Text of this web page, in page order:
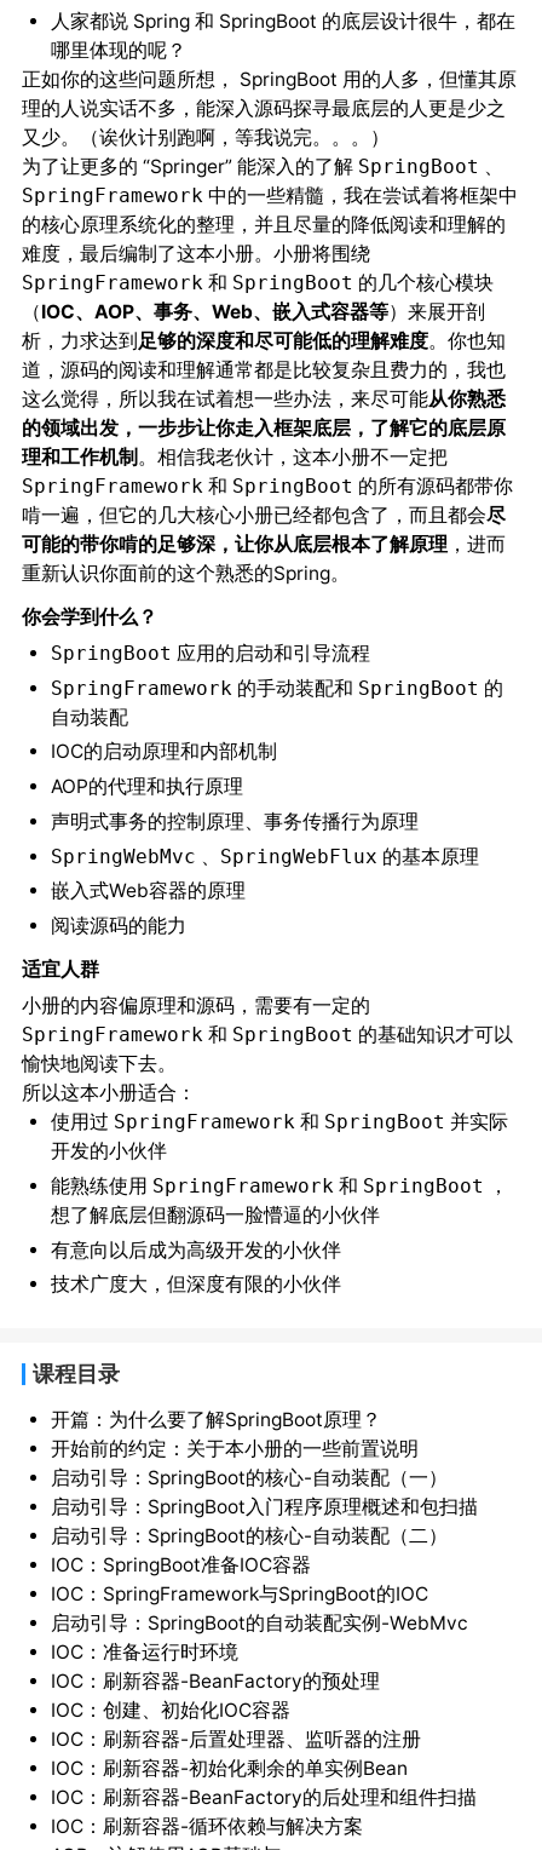
人家都说 Spring 和 SpringBoot 的底层设计很牛，都在
哪里体现的呢？
正如你的这些问题所想， SpringBoot 用的人多，但懂其原
理的人说实话不多，能深入源码探寻最底层的人更是少之
又少。（诶伙计别跑啊，等我说完。。。）
为了让更多的 “Springer” 能深入的了解 SpringBoot 、
SpringFramework中的一些精髓，我在尝试着将框架中
的核心原理系统化的整理，并且尽量的降低阅读和理解的
难度，最后编制了这本小册。小册将围绕
SpringFramework和 SpringBoot 的几个核心模块
（IOC、AOP、事务、Web、嵌入式容器等）来展开剖
析，力求达到足够的深度和尽可能低的理解难度。你也知
道，源码的阅读和理解通常都是比较复杂且费力的，我也
这么觉得，所以我在试着想一些办法，来尽可能从你熟悉
的领域出发，一步步让你走入框架底层，了解它的底层原
理和工作机制 。相信我老伙计，这本小册不一定把
SpringFramework和 SpringBoot 的所有源码都带你
啃一遍，但它的几大核心小册已经都包含了，而且都会尽
可能的带你啃的足够深，让你从底层根本了解原理 ，进而
重新认识你面前的这个熟悉的Spring。
你会学到什么？
SpringBoot 应用的启动和引导流程
SpringFramework 的手动装配和 SpringBoot 的
自动装配
IOC的启动原理和内部机制
AOP的代理和执行原理
声明式事务的控制原理、事务传播行为原理
SpringWebMvc SpringWebFlux 的基本原理
嵌入式Web容器的原理
阅读源码的能力
适宜人群
小册的内容偏原理和源码，需要有一定的
SpringFramework和 SpringBoot 的基础知识才可以
愉快地阅读下去。
所以这本小册适合：
使用过 SpringFramework和 SpringBoot 并实际
开发的小伙伴
能熟练使用 SpringFramework和 SpringBoot
，
想了解底层但翻源码一脸懵逼的小伙伴
有意向以后成为高级开发的小伙伴
技术广度大，但深度有限的小伙伴
课程目录
开篇：为什么要了解SpringBoot原理？
开始前的约定：关于本小册的一些前置说明
启动引导：SpringBoot的核心-自动装配（一）
启动引导：SpringBoot入门程序原理概述和包扫描
启动引导：SpringBoot的核心-自动装配（二）
IOC：SpringBoot准备IOC容器
IOC：SpringFramework与SpringBoot的IOC
启动引导：SpringBoot的自动装配实例-WebMvc
IOC：准备运行时环境
IOC：刷新容器-BeanFactory的预处理
IOC：创建、初始化IOC容器
IOC：刷新容器-后置处理器、监听器的注册
IOC：刷新容器-初始化剩余的单实例Bean
IOC：刷新容器-BeanFactory的后处理和组件扫描
IOC：刷新容器-循环依赖与解决方案